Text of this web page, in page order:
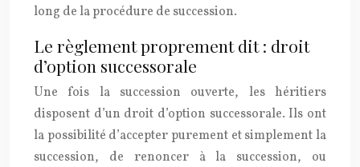
long de la procédure de succession.
Le règlement proprement dit : droit
d’option successorale
Une fois la succession ouverte, les héritiers
disposent d’un droit d’option successorale. Ils ont
la possibilité d’accepter purement et simplement la
succession, de renoncer à la succession, ou